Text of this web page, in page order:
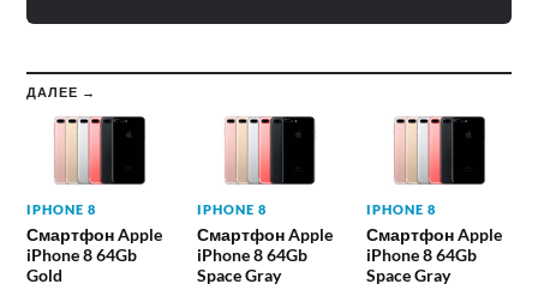
ДАЛЕЕ →
IPHONE 8
Смартфон Apple
iPhone 8 64Gb
Gold
IPHONE 8
Смартфон Apple
iPhone 8 64Gb
Space Gray
IPHONE 8
Смартфон Apple
iPhone 8 64Gb
Space Gray